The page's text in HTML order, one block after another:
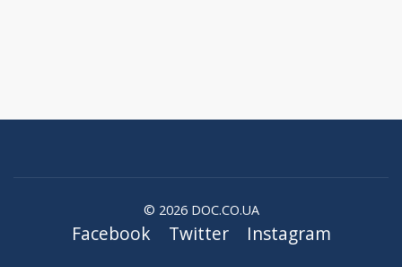
© 2026 DOC.CO.UA
Facebook Twitter Instagram